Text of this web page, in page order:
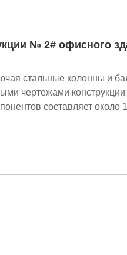
№ 2# офисного
стальные колонны и
чертежами конструкции
составляет около